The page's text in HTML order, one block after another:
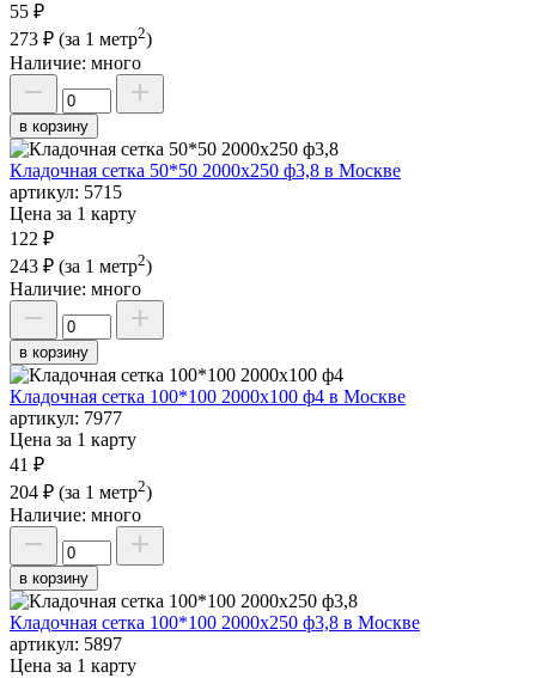
55 ₽
273 ₽ (за 1 метр2)
Наличие: много
в корзину
Кладочная сетка 50*50 2000х250 ф3,8 в Москве
артикул: 5715
Цена за 1 карту
122 ₽
243 ₽ (за 1 метр2)
Наличие: много
в корзину
Кладочная сетка 100*100 2000х100 ф4 в Москве
артикул: 7977
Цена за 1 карту
41 ₽
204 ₽ (за 1 метр2)
Наличие: много
в корзину
Кладочная сетка 100*100 2000х250 ф3,8 в Москве
артикул: 5897
Цена за 1 карту